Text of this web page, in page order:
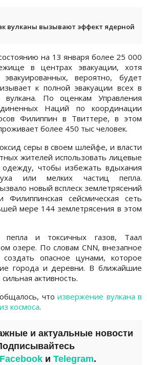
вулканы вызывают эффект ядерной
на 13 января более 25 000
в центрах эвакуации, хотя
вероятно, будет
к полной эвакуации всех в
По оценкам Управления
Наций по координации
Филиппин в Твиттере, в этом
более 450 тыс человек.
серы в своем шлейфе, и власти
жителей использовать лицевые
чтобы избежать вдыхания
или мелких частиц пепла.
новый всплеск землетрясений
сейсмическая сеть
мере 144 землетрясения в этом
пепла и токсичных газов, Таал
озере. По словам CNN, внезапное
опасное цунами, которое
города и деревни. В ближайшие
активность.
что извержение вулкана в
космоса.
и актуальные новости
Facebook и Telegram.